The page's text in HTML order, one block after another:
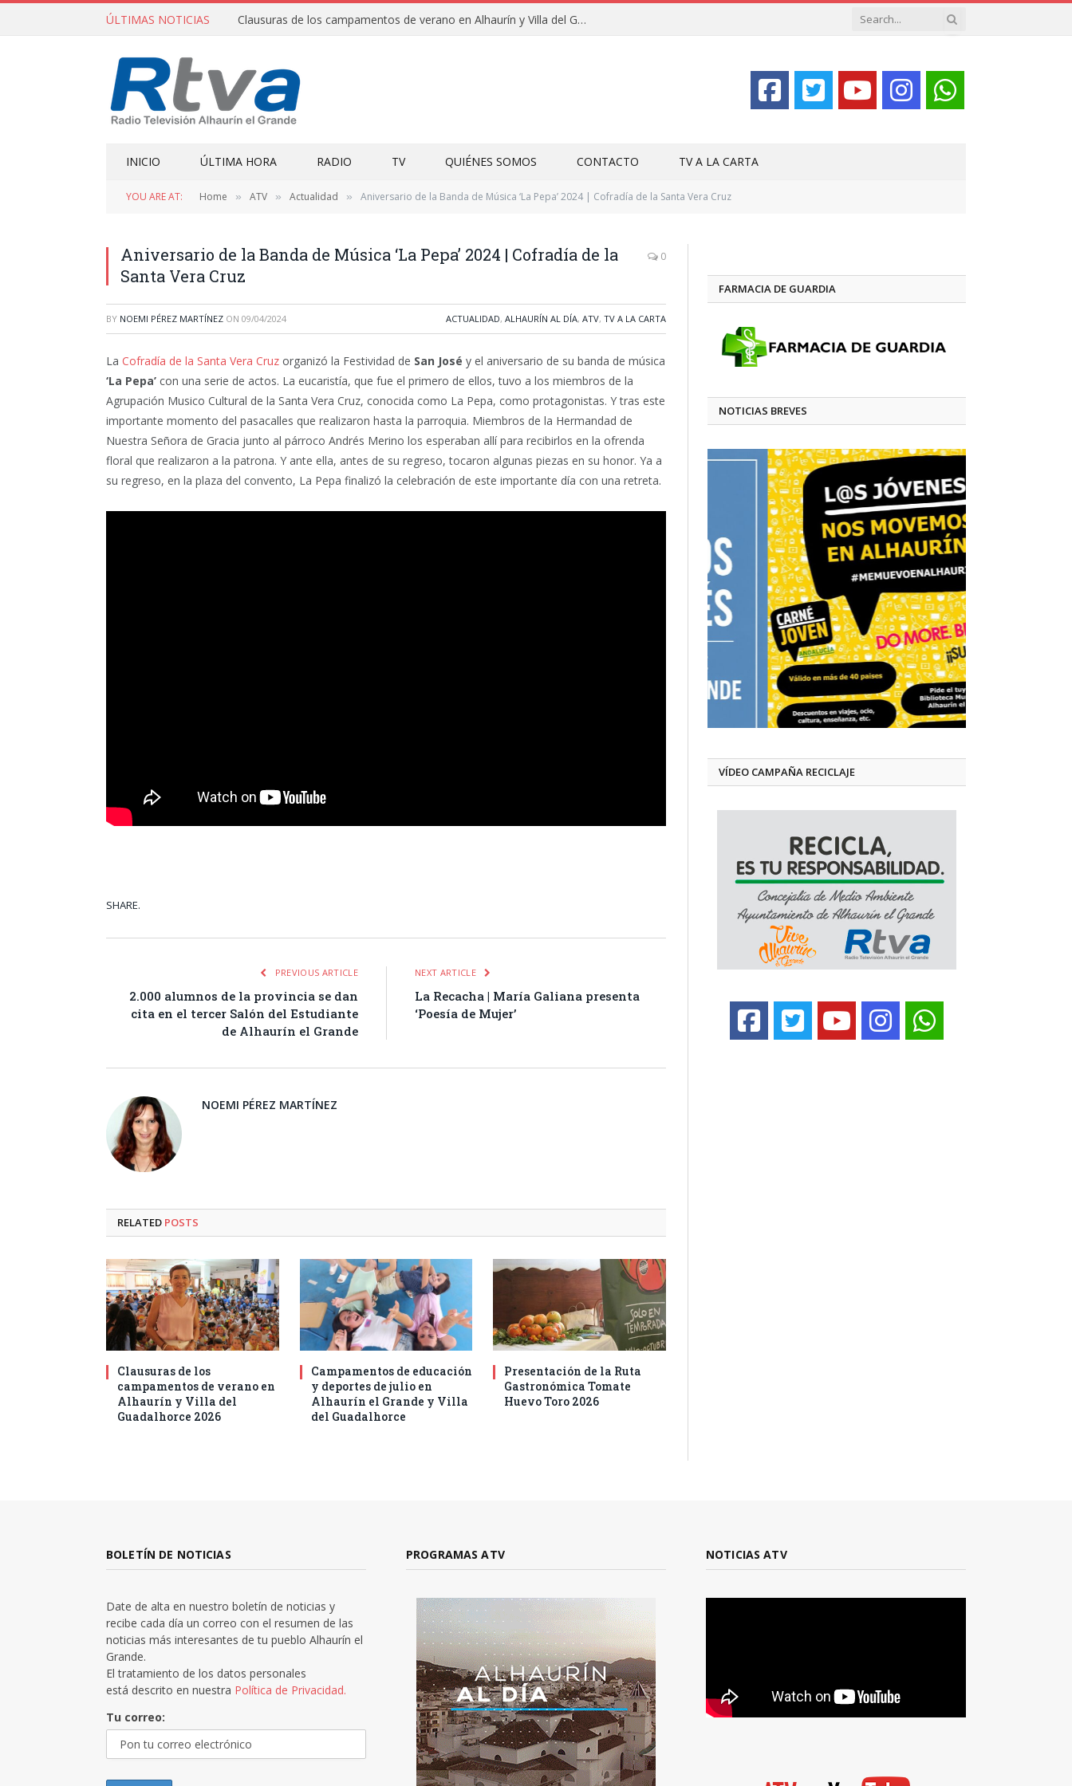
ÚLTIMAS NOTICIAS Clausuras de los campamentos de verano en Alhaurín y Villa del Guadalhorce 2026
INICIO ÚLTIMA HORA RADIO TV QUIÉNES SOMOS CONTACTO TV A LA CARTA
YOU ARE AT: Home » ATV » Actualidad » Aniversario de la Banda de Música ‘La Pepa’ 2024 | Cofradía de la Santa Vera Cruz
Aniversario de la Banda de Música ‘La Pepa’ 2024 | Cofradía de la
Santa Vera Cruz
0
BY NOEMI PÉREZ MARTÍNEZ ON 09/04/2024 ACTUALIDAD, ALHAURÍN AL DÍA, ATV, TV A LA CARTA
La Cofradía de la Santa Vera Cruz organizó la Festividad de San José y el aniversario de su banda de música
‘La Pepa’ con una serie de actos. La eucaristía, que fue el primero de ellos, tuvo a los miembros de la
Agrupación Musico Cultural de la Santa Vera Cruz, conocida como La Pepa, como protagonistas. Y tras este
importante momento del pasacalles que realizaron hasta la parroquia. Miembros de la Hermandad de
Nuestra Señora de Gracia junto al párroco Andrés Merino los esperaban allí para recibirlos en la ofrenda
floral que realizaron a la patrona. Y ante ella, antes de su regreso, tocaron algunas piezas en su honor. Ya a
su regreso, en la plaza del convento, La Pepa finalizó la celebración de este importante día con una retreta.
SHARE.
PREVIOUS ARTICLE
2.000 alumnos de la provincia se dan
cita en el tercer Salón del Estudiante
de Alhaurín el Grande
NEXT ARTICLE
La Recacha | María Galiana presenta
‘Poesía de Mujer’
NOEMI PÉREZ MARTÍNEZ
RELATED POSTS
Clausuras de los
campamentos de verano en
Alhaurín y Villa del
Guadalhorce 2026
Campamentos de educación
y deportes de julio en
Alhaurín el Grande y Villa
del Guadalhorce
Presentación de la Ruta
Gastronómica Tomate
Huevo Toro 2026
FARMACIA DE GUARDIA
NOTICIAS BREVES
VÍDEO CAMPAÑA RECICLAJE
BOLETÍN DE NOTICIAS
Date de alta en nuestro boletín de noticias y
recibe cada día un correo con el resumen de las
noticias más interesantes de tu pueblo Alhaurín el
Grande.
El tratamiento de los datos personales
está descrito en nuestra Política de Privacidad.
Tu correo:
PROGRAMAS ATV NOTICIAS ATV